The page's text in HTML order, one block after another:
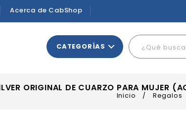
Acerca de CabShop
CATEGORÍAS
ORIGINAL DE CUARZO PARA MUJER
Inicio / Regalos